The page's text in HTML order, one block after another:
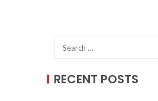
RECENT POSTS